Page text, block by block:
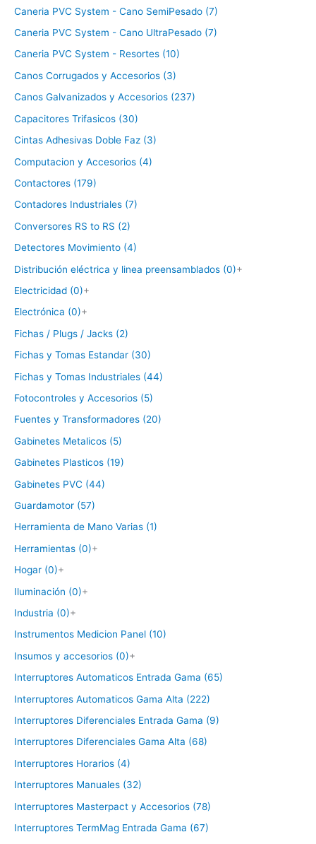
Caneria PVC System - Cano SemiPesado (7)
Caneria PVC System - Cano UltraPesado (7)
Caneria PVC System - Resortes (10)
Canos Corrugados y Accesorios (3)
Canos Galvanizados y Accesorios (237)
Capacitores Trifasicos (30)
Cintas Adhesivas Doble Faz (3)
Computacion y Accesorios (4)
Contactores (179)
Contadores Industriales (7)
Conversores RS to RS (2)
Detectores Movimiento (4)
Distribución eléctrica y linea preensamblados (0)+
Electricidad (0)+
Electrónica (0)+
Fichas / Plugs / Jacks (2)
Fichas y Tomas Estandar (30)
Fichas y Tomas Industriales (44)
Fotocontroles y Accesorios (5)
Fuentes y Transformadores (20)
Gabinetes Metalicos (5)
Gabinetes Plasticos (19)
Gabinetes PVC (44)
Guardamotor (57)
Herramienta de Mano Varias (1)
Herramientas (0)+
Hogar (0)+
Iluminación (0)+
Industria (0)+
Instrumentos Medicion Panel (10)
Insumos y accesorios (0)+
Interruptores Automaticos Entrada Gama (65)
Interruptores Automaticos Gama Alta (222)
Interruptores Diferenciales Entrada Gama (9)
Interruptores Diferenciales Gama Alta (68)
Interruptores Horarios (4)
Interruptores Manuales (32)
Interruptores Masterpact y Accesorios (78)
Interruptores TermMag Entrada Gama (67)